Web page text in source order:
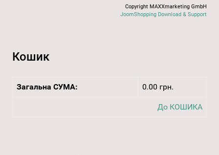
Copyright MAXXmarketing GmbH
JoomShopping Download & Support
Кошик
Загальна СУМА: 0.00 грн.
До КОШИКА